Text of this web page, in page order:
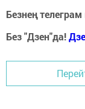
Безнең
Без "Дзен"да!Д